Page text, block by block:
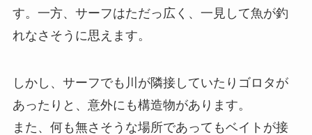
す。一方、サーフはただっ広く、一見して魚が釣
れなさそうに思えます。
しかし、サーフでも川が隣接していたりゴロタが
あったりと、意外にも構造物があります。
また、何も無さそうな場所であってもベイトが接